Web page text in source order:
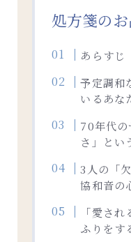
処方箋の
あらすじ
予定調和
いるあな
70年代の
さ」とい
3人の「
協和音の
「愛さ
ふりをす